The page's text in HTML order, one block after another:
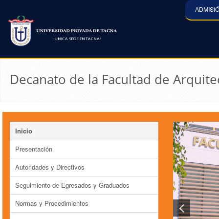
Decanato de la Facultad de
Inicio
Presentación
Autoridades y Directivos
Seguimiento de Egresados y Graduados
Normas y Procedimientos